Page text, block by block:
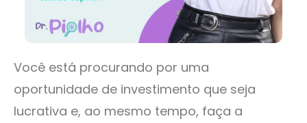
Você está procurando por uma
oportunidade de investimento que seja
lucrativa e, ao mesmo tempo, faça a